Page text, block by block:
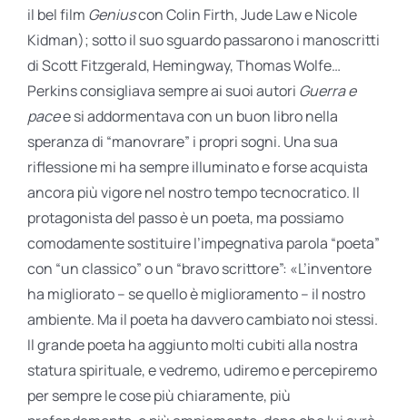
il bel film Geniuscon Colin Firth, Jude Law e Nicole
Kidman); sotto il suo sguardo passarono i manoscritti
di Scott Fitzgerald, Hemingway, Thomas Wolfe…
Perkins consigliava sempre ai suoi autori Guerra e
pacee si addormentava con un buon libro nella
speranza di “manovrare” i propri sogni. Una sua
riflessione mi ha sempre illuminato e forse acquista
ancora più vigore nel nostro tempo tecnocratico. Il
protagonista del passo è un poeta, ma possiamo
comodamente sostituire l’impegnativa parola “poeta”
con “un classico” o un “bravo scrittore”: «L’inventore
ha migliorato – se quello è miglioramento – il nostro
ambiente. Ma il poeta ha davvero cambiato noi stessi.
Il grande poeta ha aggiunto molti cubiti alla nostra
statura spirituale, e vedremo, udiremo e percepiremo
per sempre le cose più chiaramente, più